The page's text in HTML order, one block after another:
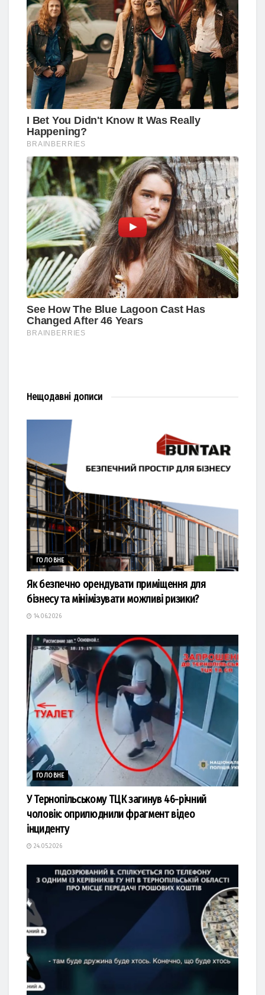
Нещодавні дописи
ГОЛОВНЕ
Як безпечно орендувати приміщення для
бізнесу та мінімізувати можливі ризики?
14.06.2026
ГОЛОВНЕ
У Тернопільському ТЦК загинув 46-річний
чоловік: оприлюднили фрагмент відео
інциденту
24.05.2026